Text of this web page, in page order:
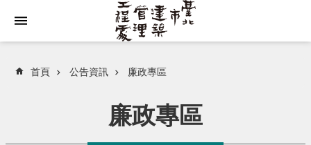
首頁 公告資訊 廉政專區
廉政專區